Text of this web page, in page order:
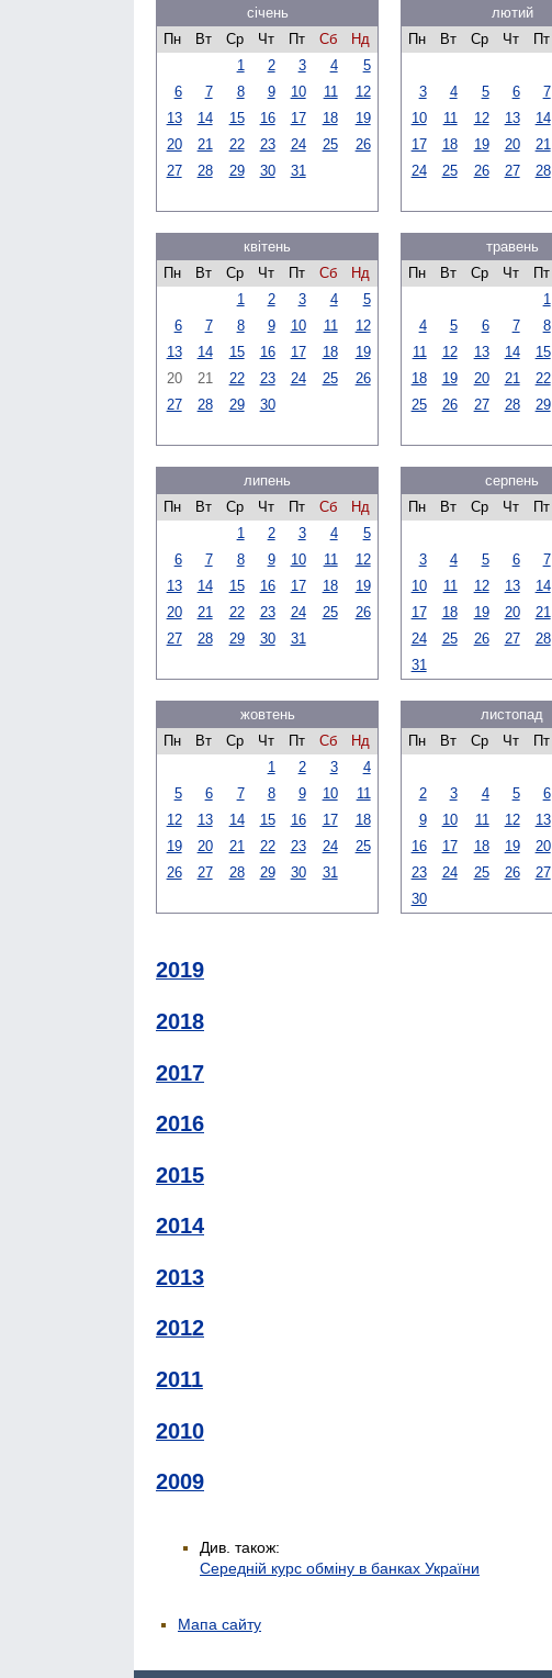
січень
Пн
Вт Ср Чт Пт Сб
Нд
1
2 3 4
5
6
7 8 9 10 11
12
13
14 15 16 17 18
19
20
21 22 23 24 25
26
27
28 29 30 31
лютий
Пн
Вт Ср Чт Пт
3
4 5 6 7
10
11 12 13 14
17
18 19 20 21
24
25 26 27 28
квітень
Пн
Вт Ср Чт Пт Сб
Нд
1
2 3 4
5
6
7 8 9 10 11
12
13
14 15 16 17 18
19
20
21 22 23 24 25
26
27
28 29 30
травень
Пн
Вт Ср Чт Пт
1
4
5 6 7 8
11
12 13 14 15
18
19 20 21 22
25
26 27 28 29
липень
Пн
Вт Ср Чт Пт Сб
Нд
1
2 3 4
5
6
7 8 9 10 11
12
13
14 15 16 17 18
19
20
21 22 23 24 25
26
27
28 29 30 31
серпень
Пн
Вт Ср Чт Пт
3
4 5 6 7
10
11 12 13 14
17
18 19 20 21
24
25 26 27 28
31
жовтень
Пн
Вт Ср Чт Пт Сб
Нд
1
2 3
4
5
6 7 8 9 10
11
12
13 14 15 16 17
18
19
20 21 22 23 24
25
26
27 28 29 30 31
листопад
Пн
Вт Ср Чт Пт
2
3 4 5 6
9
10 11 12 13
16
17 18 19 20
23
24 25 26 27
30
2019
2018
2017
2016
2015
2014
2013
2012
2011
2010
2009
Див. також:
Середній курс обміну в банках України
Мапа сайту